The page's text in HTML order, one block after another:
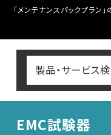
「メンテナンスパックプラン
EMC試験器